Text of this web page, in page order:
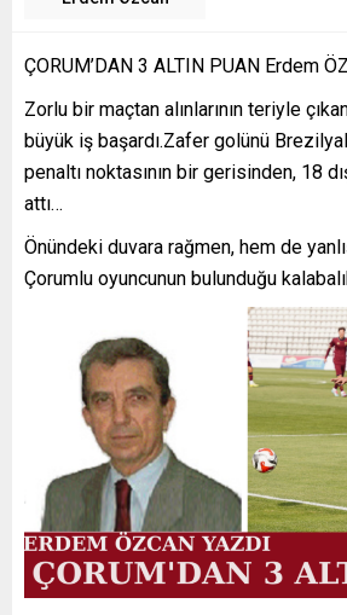
ÇORUM’DAN 3 ALTIN PUAN Erdem
Zorlu bir maçtan alınlarının teriyle
büyük iş başardı.Zafer golünü
penaltı noktasının bir gerisinden, 18
attı…
Önündeki duvara rağmen, hem de
Çorumlu oyuncunun bulunduğu